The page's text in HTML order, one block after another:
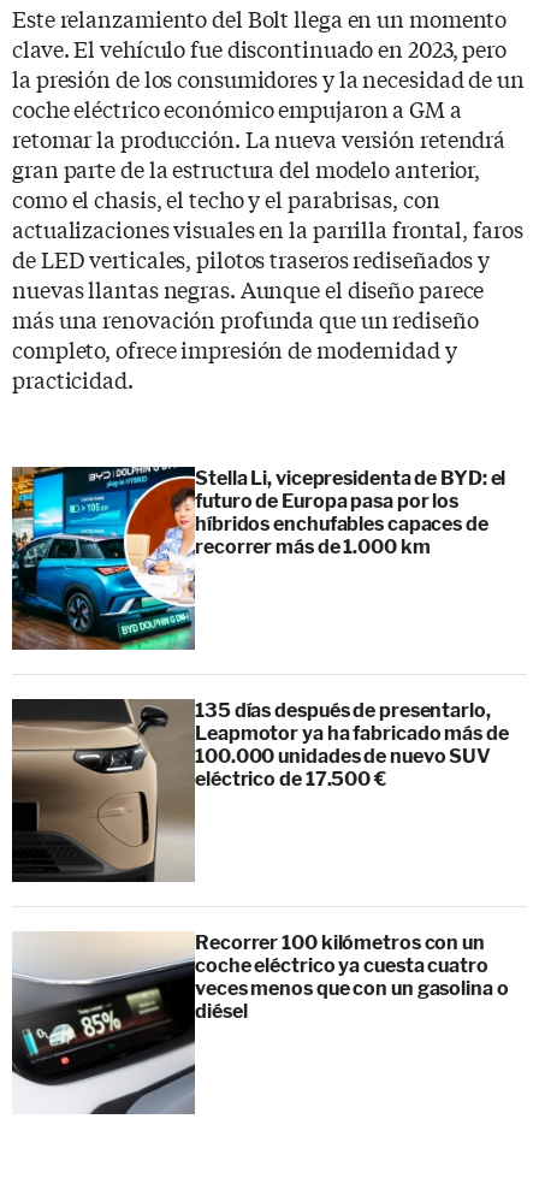
Este relanzamiento del Bolt llega en un momento
clave. El vehículo fue discontinuado en 2023, pero
la presión de los consumidores y la necesidad de un
coche eléctrico económico empujaron a GM a
retomar la producción. La nueva versión retendrá
gran parte de la estructura del modelo anterior,
como el chasis, el techo y el parabrisas, con
actualizaciones visuales en la parrilla frontal, faros
de LED verticales, pilotos traseros rediseñados y
nuevas llantas negras. Aunque el diseño parece
más una renovación profunda que un rediseño
completo, ofrece impresión de modernidad y
practicidad.
Stella Li, vicepresidenta de BYD: el
futuro de Europa pasa por los
híbridos enchufables capaces de
recorrer más de 1.000 km
135 días después de presentarlo,
Leapmotor ya ha fabricado más de
100.000 unidades de nuevo SUV
eléctrico de 17.500 €
Recorrer 100 kilómetros con un
coche eléctrico ya cuesta cuatro
veces menos que con un gasolina o
diésel